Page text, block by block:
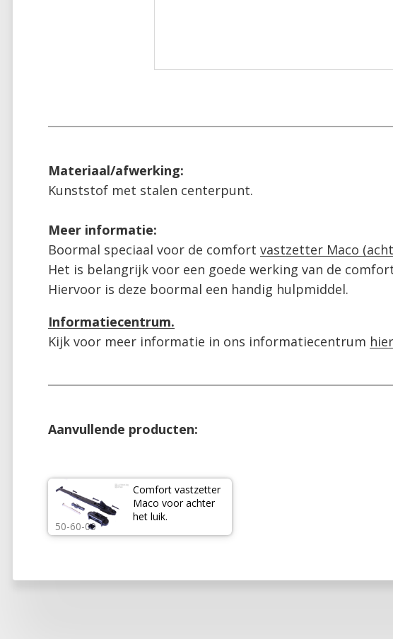
Materiaal/afwerking:
Boormal speciaal voor de comfort vastzetter Maco
Het is belangrijk voor een goede werking van de
Hiervoor is deze boormal een handig hulpmiddel.
Informatiecentrum.
Kijk voor meer informatie in ons informatiecentrum
Aanvullende producten:
50-60-00
Comfort vastzetter
Maco voor achter
het luik.